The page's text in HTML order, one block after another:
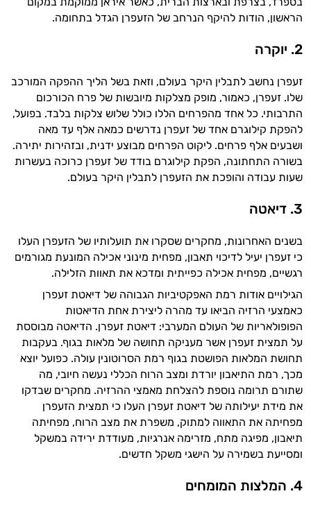
הראשון, הודות להיקף הנרחב של הזעפרן הגדל בתחומה.
2. יוקרה
זעפרן נחשב לתבלין היקר בעולם, וזאת בשל הליך ההפקה המורכב
שלו. זעפרן, כאמור, מופק מצלקות מיובשות של פרח הכורכום
התרבותי. כל אחד מהפרחים הללו כולל שלוש צלקות בלבד. בפועל,
להפקת קילוגרם אחד של זעפרן נדרשים כמאה אלף עד מאה
ושבעים אלף פרחים. ליקוט הפרחים מבוצע ידנית, ובזהירות יתירה.
בשורה התחתונה, הפקת קילוגרם בודד של זעפרן כרוכה בעשרות
שעות עבודה והופכת את הזעפרן לתבלין היקר בעולם.
3. דיאטה
בשנים האחרונות, מחקרים שסקרו את תועלותיו של הזעפרן העלו
כי זעפרן יעיל לדיכוי תאבון, מפחית מינוני אכילה המונעת מגורמים
רגשיים, מפחית אכילה כפייתית ומדכא את תאוות הזלילה.
הגילויים אודות רמת האפקטיביות הגבוהה של דיאטת זעפרן
כאמצעי הרזיה הביאו עד מהרה ליצירת אחת הדיאטות
הפופולאריות של העולם המערבי: דיאטת זעפרן. הדיאטה מבוססת
על תמצית זעפרן אשר מעניקה תחושה של מלאות בגוף. בעקבות
תחושת המלאות הפושטת בגוף רמת הסרוטונין עולה. כפועל יוצא
מכך, רמת התיאבון יורדת ומצב הרוח הכללי נעשה חיובי, מה
שתורם תרומה נוספת להצלחת מאמצי ההרזיה. מחקרים שבדקו
את מידת יעילותה של דיאטת זעפרן העלו כי תמצית הזעפרן
מפחיתה את התאווה למתוק, משפרת את מצב הרוח, מפחיתה
תיאבון, מפיגה מתח, מזרימה אנרגיות, מעודדת ירידה במשקל
ומסייעת בשמירה על הישגי משקל חדשים.
4. המלצות המומחים
היי,
אני יועץ הבריאות האישי AI של טבע בריא.
התשובות שלי מבוססות על מאגרי מידע קליניים
וספרות מקצועית בתחומי הרפואה הטבעית
ותזונת הספורט.
אני כאן כדי לעזור לך להתאים את תוספי
ולמצב הגופני שלך, ולהסביר לך אילו רכיבים